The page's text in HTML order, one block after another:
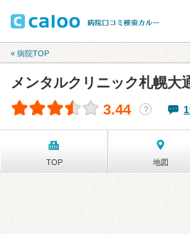
« 病院TOP
メンタルクリニック札幌大
3.44 ？
TOP 地図